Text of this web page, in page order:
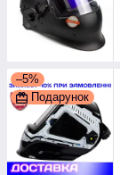
–5%
Подарунок